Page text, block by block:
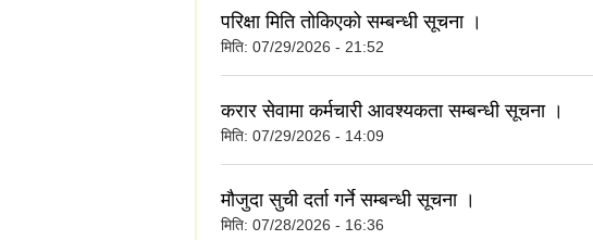
परिक्षा मिति तोकिएको सम्बन्धी सूचना ।
मिति: 07/29/2026 - 21:52
करार सेवामा कर्मचारी आवश्यकता सम्बन्धी सूचना ।
मिति: 07/29/2026 - 14:09
मौजुदा सुची दर्ता गर्ने सम्बन्धी सूचना ।
मिति: 07/28/2026 - 16:36